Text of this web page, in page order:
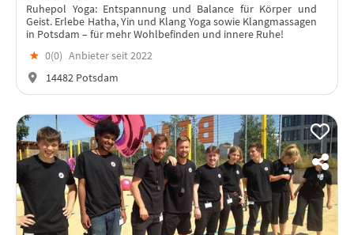
Ruhepol Yoga: Entspannung und Balance für Körper und
Geist. Erlebe Hatha, Yin und Klang Yoga sowie Klangmassagen
in Potsdam – für mehr Wohlbefinden und innere Ruhe!
★ 0(0) Anbieter seit 2022
14482 Potsdam